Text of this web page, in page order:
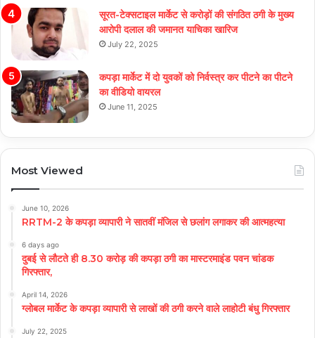
सूरत-टेक्सटाइल मार्केट से करोड़ों की संगठित ठगी के मुख्य
आरोपी दलाल की जमानत याचिका खारिज
July 22, 2025
कपड़ा मार्केट में दो युवकों को निर्वस्त्र कर पीटने का पीटने
का वीडियो वायरल
June 11, 2025
Most Viewed
June 10, 2026
RRTM-2 के कपड़ा व्यापारी ने सातवीं मंजिल से छलांग लगाकर की आत्महत्या
6 days ago
दुबई से लौटते ही 8.30 करोड़ की कपड़ा ठगी का मास्टरमाइंड पवन चांडक
गिरफ्तार,
April 14, 2026
ग्लोबल मार्केट के कपड़ा व्यापारी से लाखों की ठगी करने वाले लाहोटी बंधु गिरफ्तार
July 22, 2025